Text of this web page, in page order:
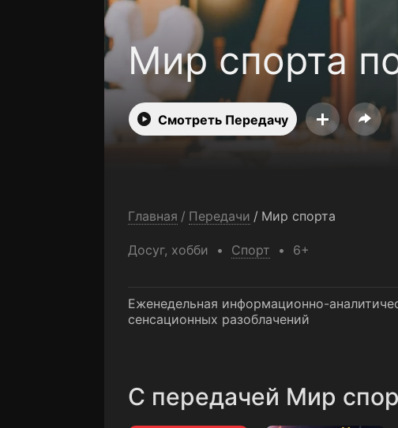
Мир спорта
Смотреть Передачу
Главная / Передачи / Мир спорта
Досуг, хобби Спорт 6+
Еженедельная информационно-
сенсационных разоблачений
C передачей Мир